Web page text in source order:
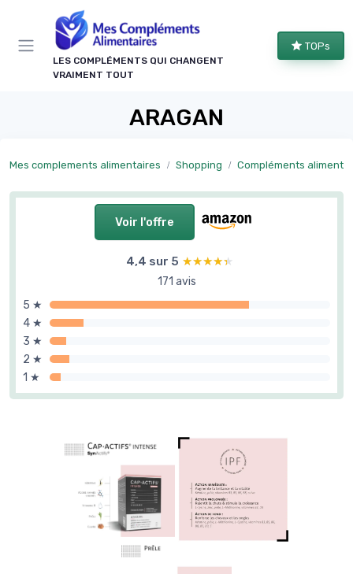
LES COMPLÉMENTS QUI CHANGENT
VRAIMENT TOUT
TOPs
ARAGAN
Mes complements alimentaires Shopping Compléments alimentaires
Voir l'offre
4,4 sur 5 ★★★★★
★★★★★
171 avis
5 ★
4 ★
3 ★
2 ★
1 ★
Panneau de gestion des cookies